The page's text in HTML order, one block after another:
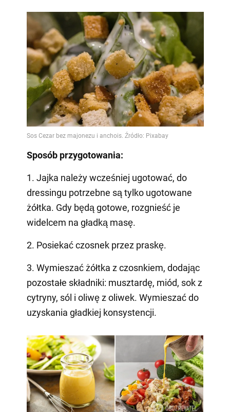
Sposób przygotowania:
1. Jajka należy wcześniej ugotować, do
dressingu potrzebne są tylko ugotowane
żółtka. Gdy będą gotowe, rozgnieść je
widelcem na gładką masę.
2. Posiekać czosnek przez praskę.
3. Wymieszać żółtka z czosnkiem, dodając
pozostałe składniki: musztardę, miód, sok z
cytryny, sól i oliwę z oliwek. Wymieszać do
uzyskania gładkiej konsystencji.